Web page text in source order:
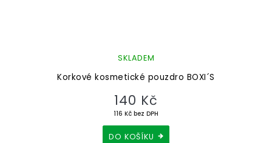
Korkové kosmetické pouzdro BOXI´S
SKLADEM
116 Kč bez DPH
140 Kč
DO KOŠÍKU